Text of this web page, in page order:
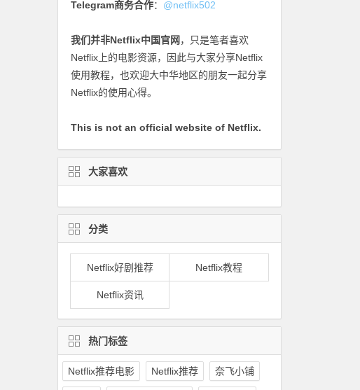
Telegram商务合作： @netflix502
我们并非Netflix中国官网 ，只是笔者喜欢
Netflix上的电影资源，因此与大家分享Netflix
使用教程，也欢迎大中华地区的朋友一起分享
Netflix的使用心得。
This is not an official website of Netflix.
大家喜欢
分类
Netflix好剧推荐 Netflix教程
Netflix资讯
热门标签
Netflix推荐电影 Netflix推荐 奈飞小铺